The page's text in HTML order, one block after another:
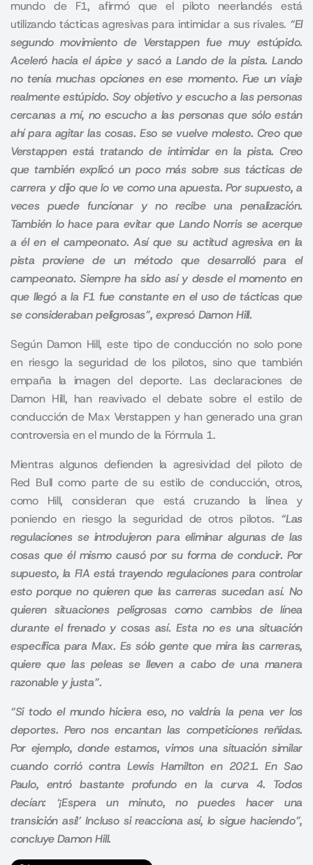
mundo de F1, afirmó que el piloto neerlandés está
utilizando tácticas agresivas para intimidar a sus rivales. “El
segundo movimiento de Verstappen fue muy estúpido.
Aceleró hacia el ápice y sacó a Lando de la pista. Lando
no tenía muchas opciones en ese momento. Fue un viaje
realmente estúpido. Soy objetivo y escucho a las personas
cercanas a mí, no escucho a las personas que sólo están
ahí para agitar las cosas. Eso se vuelve molesto. Creo que
Verstappen está tratando de intimidar en la pista. Creo
que también explicó un poco más sobre sus tácticas de
carrera y dijo que lo ve como una apuesta. Por supuesto, a
veces puede funcionar y no recibe una penalización.
También lo hace para evitar que Lando Norris se acerque
a él en el campeonato. Así que su actitud agresiva en la
pista proviene de un método que desarrolló para el
campeonato. Siempre ha sido así y desde el momento en
que llegó a la F1 fue constante en el uso de tácticas que
se consideraban peligrosas”, expresó Damon Hill.
Según Damon Hill, este tipo de conducción no solo pone
en riesgo la seguridad de los pilotos, sino que también
empaña la imagen del deporte. Las declaraciones de
Damon Hill, han reavivado el debate sobre el estilo de
conducción de Max Verstappen y han generado una gran
controversia en el mundo de la Fórmula 1.
Mientras algunos defienden la agresividad del piloto de
Red Bull como parte de su estilo de conducción, otros,
como Hill, consideran que está cruzando la línea y
poniendo en riesgo la seguridad de otros pilotos. “Las
regulaciones se introdujeron para eliminar algunas de las
cosas que él mismo causó por su forma de conducir. Por
supuesto, la FIA está trayendo regulaciones para controlar
esto porque no quieren que las carreras sucedan así. No
quieren situaciones peligrosas como cambios de línea
durante el frenado y cosas así. Esta no es una situación
específica para Max. Es sólo gente que mira las carreras,
quiere que las peleas se lleven a cabo de una manera
razonable y justa”.
“Si todo el mundo hiciera eso, no valdría la pena ver los
deportes. Pero nos encantan las competiciones reñidas.
Por ejemplo, donde estamos, vimos una situación similar
cuando corrió contra Lewis Hamilton en 2021. En Sao
Paulo, entró bastante profundo en la curva 4. Todos
decían: ‘¡Espera un minuto, no puedes hacer una
transición así!’ Incluso si reacciona así, lo sigue haciendo”,
concluye Damon Hill.